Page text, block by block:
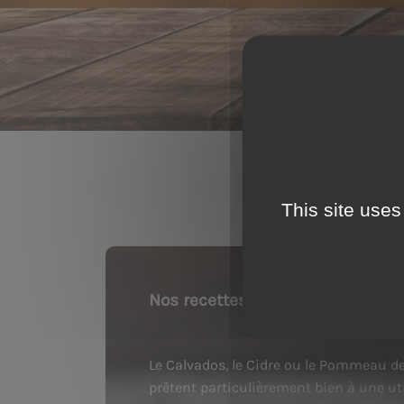
Nos recettes
Le Calvados, le Cidre ou le Pommeau
prêtent particulièrement bien à une
This site